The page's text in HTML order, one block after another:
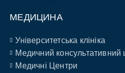
МЕДИЦИНА
Університетська клініка
Медичний консультативний
Медичні Центри